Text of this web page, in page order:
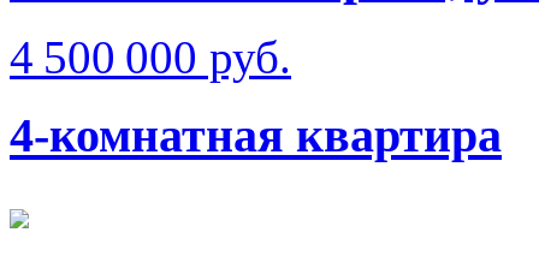
4 500 000 руб.
4-комнатная квартира